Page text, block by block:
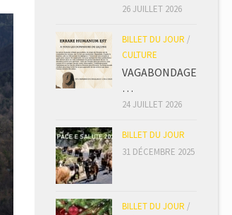
26 JUILLET 2026
BILLET DU JOUR /
CULTURE
VAGABONDAGE
…
24 JUILLET 2026
BILLET DU JOUR
31 DÉCEMBRE 2025
BILLET DU JOUR /